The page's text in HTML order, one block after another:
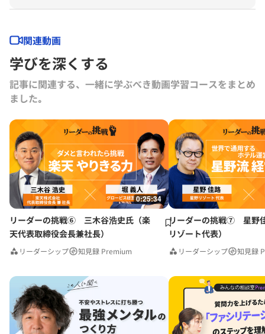
策メディア研究科兼総合政策学部教授に同時就任、日本初の私立・国立
月文部科学大臣補佐官就任、2018年10月まで四期務める。1995年イン
ターカレッジゼミすずかんゼミ(ソーシャルプロデューサースクール)を
立ち上げ、現在までに多くの教え子がITベンチャー、バイオベンチャ
ー、ソーシャルベンチャーで活躍中。そのほかOECD教育スキル局教育
2030プロジェクト役員、Teach for All Global board member, 日本サッ
カー協会参与、NPO法人日本教育再興連盟代表理事（ROJE）、与党
ども務める。
関連動画
学びを深くする
記事に関連する、一緒に学ぶべき動画学習コースをまとめ
ました｡
0:25:34
リーダーの挑戦⑥ 三木谷浩史氏（楽
天代表取締役会長兼社長）
リーダーシップ 知見録 Premium
リーダーの挑戦⑦ 星野
リゾート代表）
リーダーシップ 知見録